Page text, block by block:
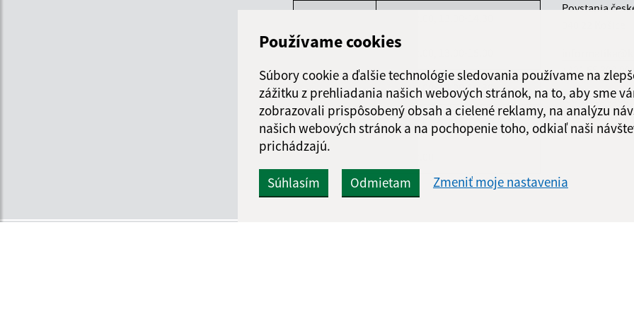
Používame cookies
Súbory cookie a ďalšie technológie sledovania používame na
zážitku z prehliadania našich webových stránok, na to, aby sme
zobrazovali prispôsobený obsah a cielené reklamy, na analýzu
našich webových stránok a na pochopenie toho, odkiaľ naši
prichádzajú.
Súhlasím Odmietam Zmeniť moje nastavenia
Streda 8.00-12.00, 13.00-16.30
Štvrtok 8.00-12.00
Piatok
Povstania
+421 55 300 90
IČO: 00690988